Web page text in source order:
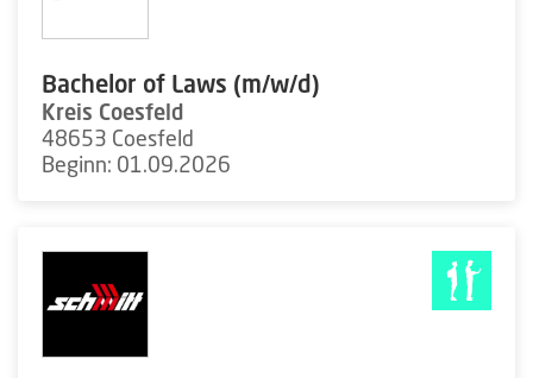
Bachelor of Laws (m/w/d)
Kreis Coesfeld
48653 Coesfeld
Beginn: 01.09.2026